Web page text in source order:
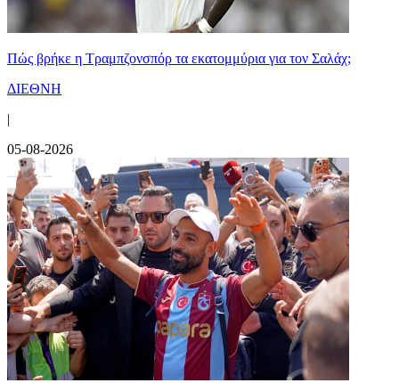
Πώς βρήκε η Τραμπζονσπόρ τα εκατομμύρια για τον Σαλάχ;
ΔΙΕΘΝΗ
|
05-08-2026